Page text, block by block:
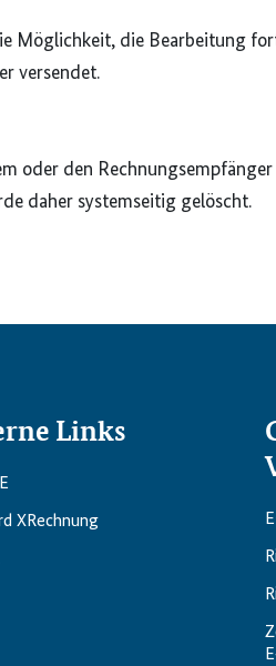
Möglichkeit, die Bearbeitung
versendet.
oder den
daher systemseitig gelöscht.
Links
XRechnung